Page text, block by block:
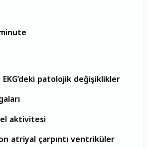
EKG’deki patolojik değişiklikler
aktivitesi
atriyal çarpıntı ventriküler